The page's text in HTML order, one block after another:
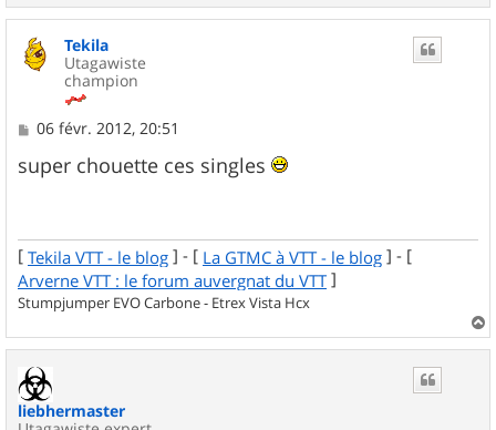
a
Tekila
Utagawiste
champion
M
s
s
06 févr. 2012, 20:51
super chouette ces singles
[ Tekila VTT - le blog ] - [ La GTMC à VTT - le blog ] - [
Arverne VTT : le forum auvergnat du VTT ]
Stumpjumper EVO Carbone - Etrex Vista Hcx
a
liebhermaster